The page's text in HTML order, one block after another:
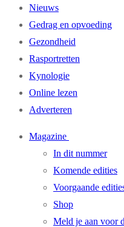
Nieuws
Gedrag en opvoeding
Gezondheid
Rasportretten
Kynologie
Online lezen
Adverteren
Magazine
In dit nummer
Komende edities
Voorgaande
Shop
Meld je aan voor